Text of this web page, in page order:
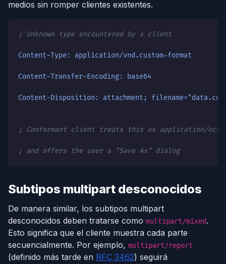
medios sin romper clientes existentes.
; Unknown type encountered by a client
Content-Type: application/vnd.custom-format
Content-Transfer-Encoding: base64
Content-Disposition: attachment;
; Conformant client treats this as application/
; and offers the user a "Save As" dialog
Subtipos multipart desconocidos
De manera similar, los subtipos multipart
desconocidos deben tratarse como multipart/mixed.
Esto significa que el cliente muestra cada parte
secuencialmente. Por ejemplo, multipart/report
(definido más tarde en RFC 3462) seguirá